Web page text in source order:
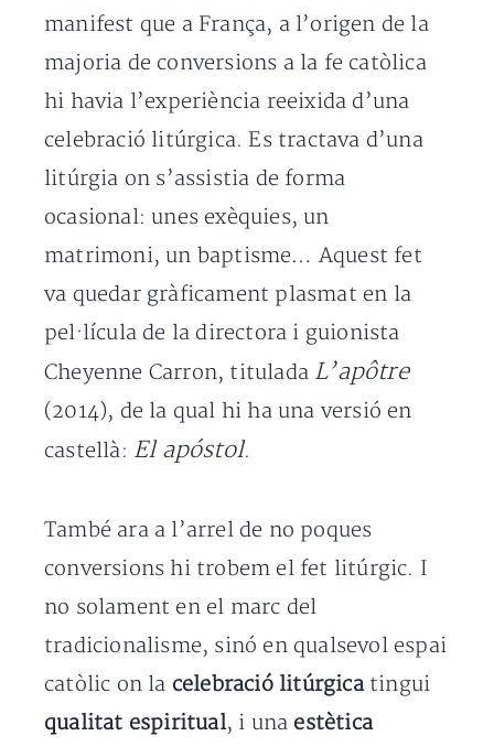
manifest que a França, a l’origen de la
majoria de conversions a la fe catòlica
hi havia l’experiència reeixida d’una
celebració litúrgica. Es tractava d’una
litúrgia on s’assistia de forma
ocasional: unes exèquies, un
matrimoni, un baptisme… Aquest fet
va quedar gràficament plasmat en la
pel·lícula de la directora i guionista
Cheyenne Carron, titulada L’apôtre
(2014), de la qual hi ha una versió en
castellà: El apóstol.
També ara a l’arrel de no poques
conversions hi trobem el fet litúrgic. I
no solament en el marc del
tradicionalisme, sinó en qualsevol espai
catòlic on la celebració litúrgicatingui
qualitat espiritual, i una estètica